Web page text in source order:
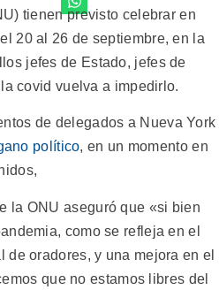
tienen previsto celebrar en
20 al 26 de septiembre, en la
jefes de Estado, jefes de
covid vuelva a impedirlo.
de delegados a Nueva York
político, en un momento en
la ONU aseguró que «si bien
como se refleja en el
oradores, y una mejora en el
que no estamos libres del